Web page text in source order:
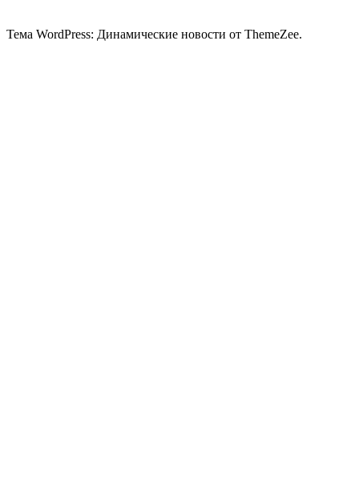
Тема WordPress: Динамические новости от ThemeZee.